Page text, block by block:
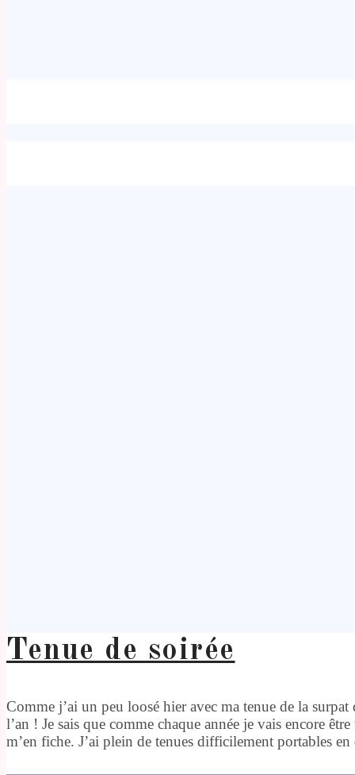
Tenue de soirée
Comme j’ai un peu loosé hier avec ma tenue de la
l’an ! Je sais que comme chaque année je vais encore
m’en fiche. J’ai plein de tenues difficilement portables en